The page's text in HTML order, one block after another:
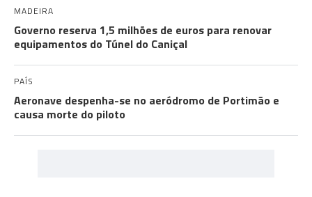
MADEIRA
Governo reserva 1,5 milhões de euros para renovar
equipamentos do Túnel do Caniçal
PAÍS
Aeronave despenha-se no aeródromo de Portimão e
causa morte do piloto